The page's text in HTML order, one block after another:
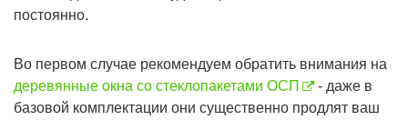
постоянно.
Во первом случае рекомендуем обратить внимания на
деревянные окна со стеклопакетами ОСП
- даже в
базовой комплектации они существенно продлят ваш